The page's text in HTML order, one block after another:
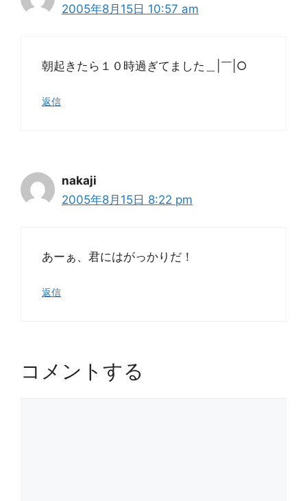
2005年8月15日 10:57 am
朝起きたら１０時過ぎてました＿|￣|○
返信
nakaji
2005年8月15日 8:22 pm
あーぁ、君にはがっかりだ！
返信
コメントする